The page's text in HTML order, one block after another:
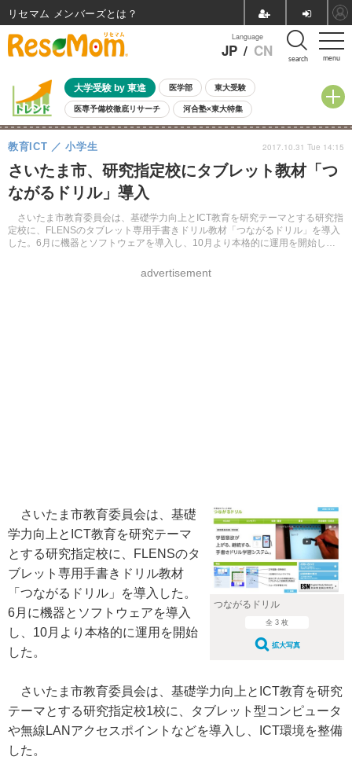
menu
Language
JP / CN search
大学受験 by 東進 医学部 東大受験
医専予備校徹底リサーチ 河合塾×東大特集
親子で考える大学選び 高校受験 中学受験 小学校受験
共通テスト 夏休み
8月開催イベント・WS 全国公立高校 過去問 人気記事
自由研究教材（小学生向け） 自由研究教材（中学生向け）
さいたま市、研究指定校にタブレット教材「つ
ながるドリル」導入
さいたま市教育委員会は、基礎学力向上とICT教育を研究テーマとする研究指
定校に、FLENSのタブレット専用手書きドリル教材「つながるドリル」を導入
した。6月に機器とソフトウェアを導入し、10月より本格的に運用を開始し
教育ICT 小学生
advertisement
2017.10.31 Tue 14:15
つながるドリル
全 3 枚
拡大写真
さいたま市教育委員会は、基礎
学力向上とICT教育を研究テーマ
とする研究指定校に、FLENSのタ
ブレット専用手書きドリル教材
「つながるドリル」を導入した。
6月に機器とソフトウェアを導入
し、10月より本格的に運用を開始
した。
さいたま市教育委員会は、基礎学力向上とICT教育を研究
テーマとする研究指定校1校に、タブレット型コンピュータ
や無線LANアクセスポイントなどを導入し、ICT環境を整備
した。
リセマム メンバーズ